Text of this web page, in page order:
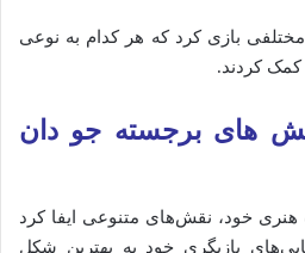
مختلفی بازیکردکه هرکدام به نوعی
کمککردند.
هایبرجسته جو دان
هنریخود، نقش‌های متنوعی ایفاکرد
بازیگری خود به بهترین شکل